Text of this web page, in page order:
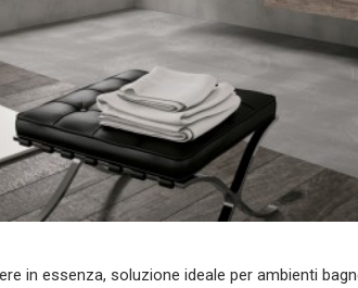
in essenza, soluzione ideale per ambienti